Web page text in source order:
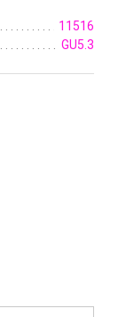
11516
GU5.3